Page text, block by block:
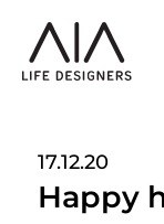
17.12.20
Happy